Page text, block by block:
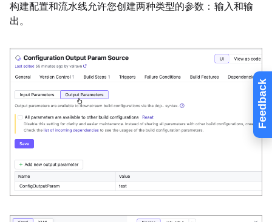
Feedback
构建配置和流水线允许您创建两种类型的参数：输入和输
出。